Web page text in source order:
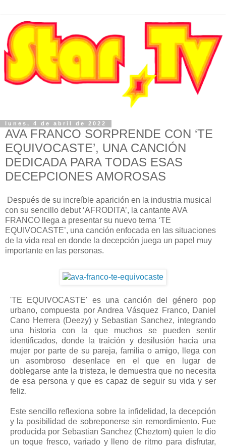
lunes, 4 de abril de 2022
AVA FRANCO SORPRENDE CON ‘TE
EQUIVOCASTE’, UNA CANCIÓN
DEDICADA PARA TODAS ESAS
DECEPCIONES AMOROSAS
Después de su increíble aparición en la industria musical
con su sencillo debut ‘AFRODITA’, la cantante AVA
FRANCO llega a presentar su nuevo tema ‘TE
EQUIVOCASTE’, una canción enfocada en las situaciones
de la vida real en donde la decepción juega un papel muy
importante en las personas.
'TE EQUIVOCASTE' es una canción del género pop
urbano, compuesta por Andrea Vásquez Franco, Daniel
Cano Herrera (Deezy) y Sebastian Sanchez, integrando
una historia con la que muchos se pueden sentir
identificados, donde la traición y desilusión hacia una
mujer por parte de su pareja, familia o amigo, llega con
un asombroso desenlace en el que en lugar de
doblegarse ante la tristeza, le demuestra que no necesita
de esa persona y que es capaz de seguir su vida y ser
feliz.
Este sencillo reflexiona sobre la infidelidad, la decepción
y la posibilidad de sobreponerse sin remordimiento. Fue
producida por Sebastian Sanchez (Cheztom) quien le dio
un toque fresco, variado y lleno de ritmo para disfrutar,